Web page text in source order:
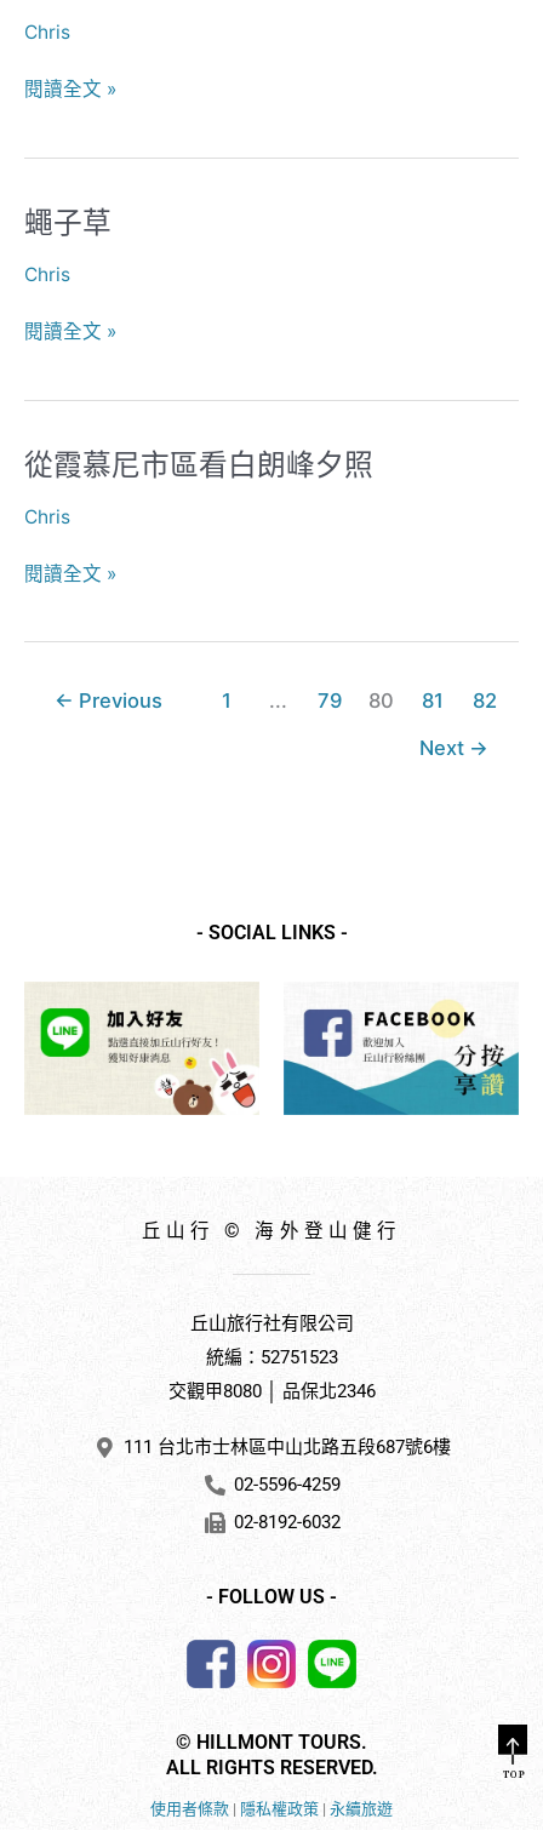
Chris
峰
區
花
山
閱讀全文 »
蠅子草
Chris
蠅
草
閱讀全文 »
從霞慕尼市區看白朗峰夕照
Chris
從
慕
市
看
閱讀全文 »
← Previous 1 ... 79 80 81
82
Next →
- SOCIAL LINKS -
丘山行 © 海外登山健行
丘山旅行社有限公司
統編：52751523
交觀甲8080 │ 品保北2346
111 台北市士林區中山北路五段687號6樓
02-5596-4259
02-8192-6032
- FOLLOW US -
© HILLMONT TOURS.
ALL RIGHTS RESERVED.
使用者條款 | 隱私權政策 | 永續旅遊